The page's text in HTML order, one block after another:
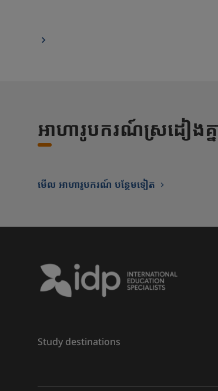
អាហារូបករណ៍ស្រដៀងគ្ន
មើល អាហារូបករណ៍ បន្ថែមទៀត
Study destinations